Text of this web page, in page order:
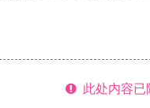
此处内容